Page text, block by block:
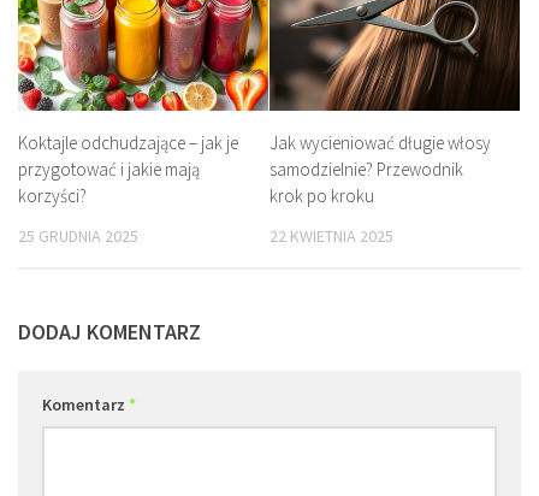
Koktajle odchudzające – jak je
przygotować i jakie mają
korzyści?
25 GRUDNIA 2025
Jak wycieniować długie włosy
samodzielnie? Przewodnik
krok po kroku
22 KWIETNIA 2025
DODAJ KOMENTARZ
Komentarz *